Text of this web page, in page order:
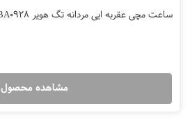
ساعت مچی عقربه ایی مردانه تگ هویر WAY2110.BA0928
مشاهده محصول